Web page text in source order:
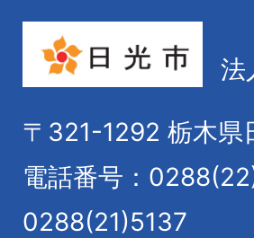
法
〒321-1292 栃木県
電話番号：
0288(21)5137